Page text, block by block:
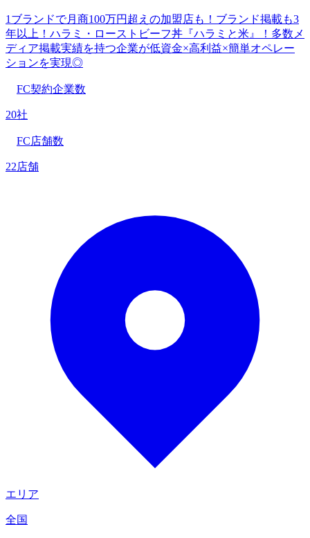
1ブランドで月商100万円超えの加盟店も！ブランド掲載も3
年以上！ハラミ・ローストビーフ丼『ハラミと米』！多数メ
ディア掲載実績を持つ企業が低資金×高利益×簡単オペレー
ションを実現◎
FC契約企業数
20社
FC店舗数
22店舗
エリア
全国